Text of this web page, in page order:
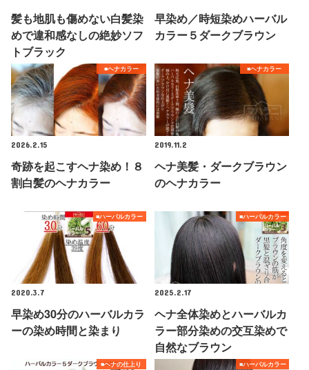
髪も地肌も傷めない白髪染
めで違和感なしの絶妙ソフ
トブラック
早染め／時短染めハーバル
カラー５ダークブラウン
■ヘナカラー
2026.2.15
奇跡を起こすヘナ染め！８
割白髪のヘナカラー
■ヘナカラー
2019.11.2
ヘナ美髪・ダークブラウン
のヘナカラー
■ハーバルカラー
2020.3.7
早染め30分のハーバルカラ
ーの染め時間と染まり
■ハーバルカラー
2025.2.17
ヘナ全体染めとハーバルカ
ラー部分染めの交互染めで
自然なブラウン
■ヘナの仕上り ■ハーバルカラー